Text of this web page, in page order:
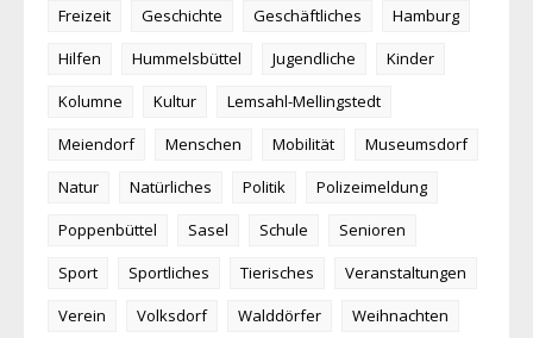
Freizeit
Geschichte Geschäftliches
Hamburg
Hilfen
Hummelsbüttel Jugendliche
Kinder
Kolumne
Kultur
Lemsahl-Mellingstedt
Meiendorf
Menschen Mobilität
Museumsdorf
Natur
Natürliches Politik
Polizeimeldung
Poppenbüttel
Sasel Schule
Senioren
Sport
Sportliches Tierisches
Veranstaltungen
Verein
Volksdorf Walddörfer
Weihnachten